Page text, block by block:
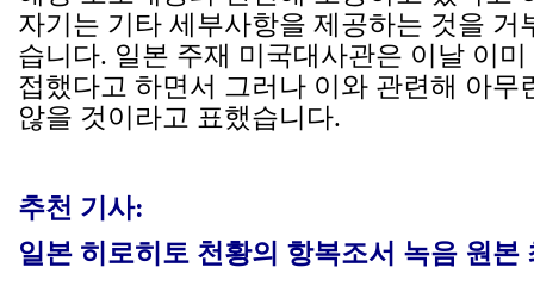
자기는 기타 세부사항을 제공하는 것을 거
습니다. 일본 주재 미국대사관은 이날 이
접했다고 하면서 그러나 이와 관련해 아무
않을 것이라고 표했습니다.
추천 기사:
일본 히로히토 천황의 항복조서 녹음 원본